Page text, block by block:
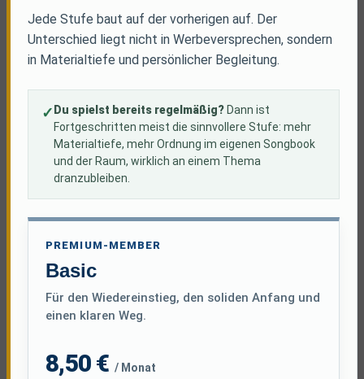
Jede Stufe baut auf der vorherigen auf. Der
Unterschied liegt nicht in Werbeversprechen, sondern
in Materialtiefe und persönlicher Begleitung.
Du spielst bereits regelmäßig? Dann ist
Fortgeschritten meist die sinnvollere Stufe: mehr
Materialtiefe, mehr Ordnung im eigenen Songbook
und der Raum, wirklich an einem Thema
dranzubleiben.
PREMIUM-MEMBER
Basic
Für den Wiedereinstieg, den soliden Anfang und
einen klaren Weg.
8,50 € / Monat